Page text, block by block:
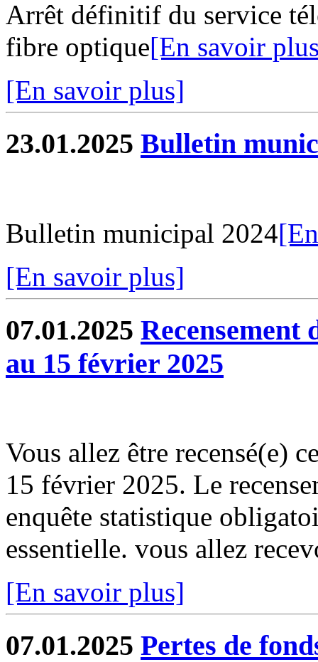
Arrêt définitif du service
fibre optique[En savoir
[En savoir plus]
23.01.2025 Bulletin
Bulletin municipal 2024
[En savoir plus]
07.01.2025 Recensement
au 15 février 2025
Vous allez être recensé(e)
15 février 2025. Le
enquête statistique
essentielle. vous allez
[En savoir plus]
07.01.2025 Pertes de